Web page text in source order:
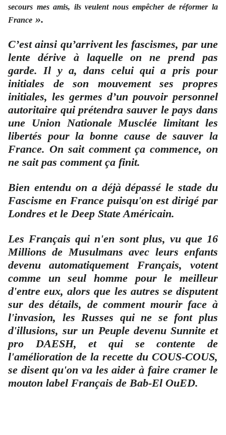
secours mes amis, ilsveulent nous empêcher de réformer la
France ».
C’est ainsi qu’arrivent les fascismes, par une
lente dérive à laquelle on ne prend pas
garde. Il y a, dans celui qui a pris pour
initiales de son mouvement ses propres
initiales, les germes d’un pouvoir personnel
autoritaire qui prétendra sauver le pays dans
une Union Nationale Musclée limitant les
libertés pour la bonne cause de sauver la
France. On sait comment ça commence, on
ne sait pas comment ça finit.
Bien entendu on a déjà dépassé le stade du
Fascisme en France puisqu'on est dirigé par
Londres et le Deep State Américain.
Les Français qui n'en sont plus, vu que 16
Millions de Musulmans avec leurs enfants
devenu automatiquement Français, votent
comme un seul homme pour le meilleur
d'entre eux, alors que les autres se disputent
sur des détails, de comment mourir face à
l'invasion, les Russes qui ne se font plus
d'illusions, sur un Peuple devenu Sunnite et
pro DAESH, et qui se contente de
l'amélioration de la recette du COUS-COUS,
se disent qu'on va les aider à faire cramer le
mouton label Français de Bab-El OuED.